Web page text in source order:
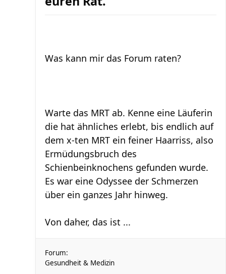
Was kann mir das Forum raten?
Warte das MRT ab. Kenne eine Läuferin
die hat ähnliches erlebt, bis endlich auf
dem x-ten MRT ein feiner Haarriss, also
Ermüdungsbruch des
Schienbeinknochens gefunden wurde.
Es war eine Odyssee der Schmerzen
über ein ganzes Jahr hinweg.
Von daher, das ist ...
Forum:
Gesundheit & Medizin